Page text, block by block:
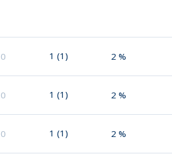
0 1 (1) 2 %
0 1 (1) 2 %
0 1 (1) 2 %